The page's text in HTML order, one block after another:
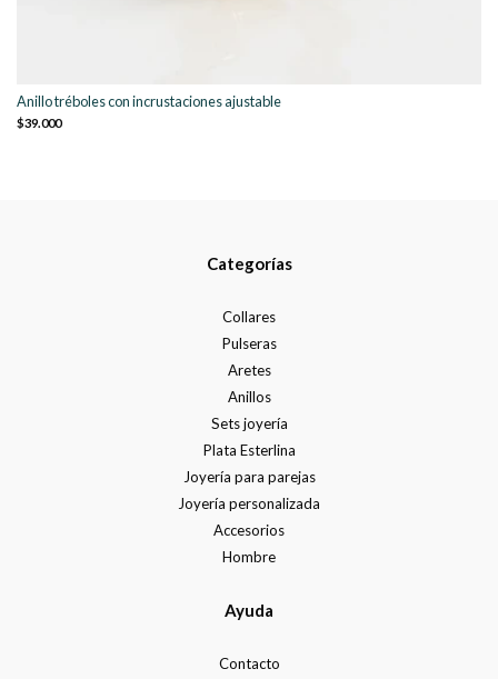
Anillo tréboles con incrustaciones ajustable
$39.000
Categorías
Collares
Pulseras
Aretes
Anillos
Sets joyería
Plata Esterlina
Joyería para parejas
Joyería personalizada
Accesorios
Hombre
Ayuda
Contacto